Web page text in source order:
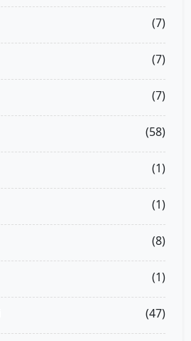
(7)
(7)
(7)
(58)
(1)
(1)
(8)
(1)
(47)